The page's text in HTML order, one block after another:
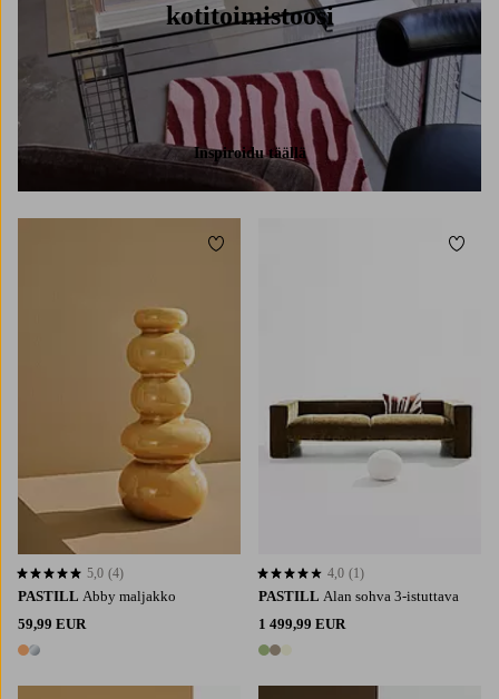
kotitoimistoosi
Inspiroidu täällä
PASTILL Abby maljakko
59,99 EUR
2 värejä
5,0 perustuen 4 arvosanaan
5,0 (4)
Lisää suosikkeihin
PASTILL Alan sohva 3-istuttava
1 499,99 EUR
3 värejä
4,0 perustuen 1 arvosanaan
4,0 (1)
Lisää